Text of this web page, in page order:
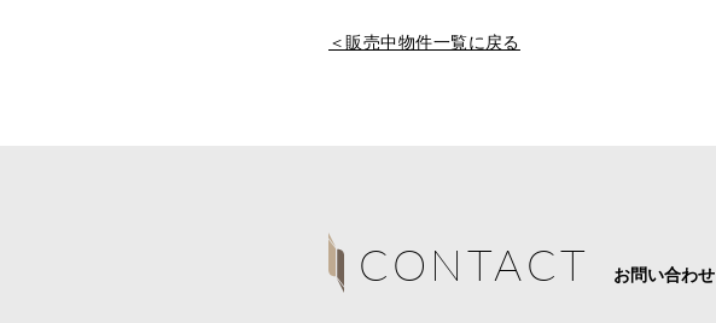
＜販売中物件一覧に戻る
CONTACT お問い合わせ